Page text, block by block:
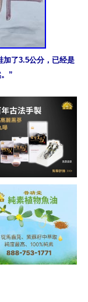
加了3.5公分，已经是
”